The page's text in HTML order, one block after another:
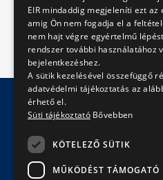
Impresszum Jogi nyilatkozat
Adatvédelmi politika és
EIR mindaddig megjeleníti ezt az
amig Ön nem fogadja el a
nem hajt végre egyértelmű
rendszer további használatához
bejelentkezéshez.
A sütik kezelésével összefüggő
adatvédelmi tájékoztatás az
érhető el.
Süti tájékoztató Bővebben
KÖTELEZŐ SÜTIK
MŰKÖDÉST TÁMOGATÓ